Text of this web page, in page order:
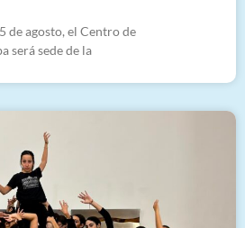
de agosto, el Centro de
será sede de la